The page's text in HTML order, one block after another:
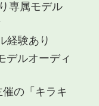
専属モデル
経験あり
デルオーディ
催の「キラキ